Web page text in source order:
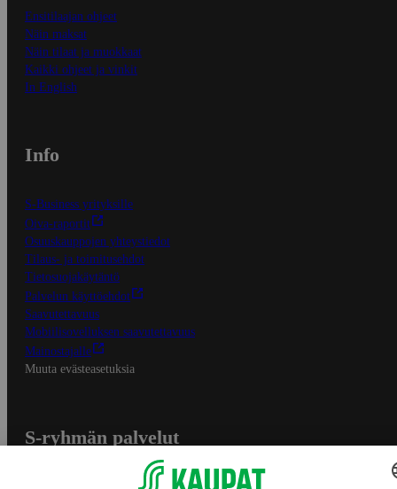
Ensitilaajan ohjeet
Näin maksat
Näin tilaat ja muokkaat
Kaikki ohjeet ja vinkit
In English
Info
S-Business yrityksille
Oiva-raportit
Osuuskauppojen yhteystiedot
Tilaus- ja toimitusehdot
Tietosuojakäytäntö
Palvelun käyttöehdot
Saavutettavuus
Mobiilisovelluksen saavutettavuus
Mainostajalle
Muuta evästeasetuksia
S-ryhmän palvelut